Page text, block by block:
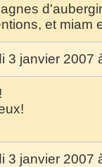
et miam
3 janvier 2007
3 janvier 2007